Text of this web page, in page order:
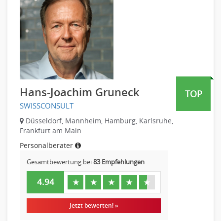
Banken, Finanzdienstleister und Versicherungen Finanzen
Firmenkundengeschäft
Investment-Banking
Kreditanalyse
Banken, Finanzdienstleister und Versicherungen Leitung,
Teamleitung
Mergers & Acquisitions
Privatkundengeschäft
Mathematik, Produkt, Statistik
Versicherung: Sachbearbeitung
Zahlungsverkehr
Ausbilder
Berufsschule
Erwachsenenbildung
Erzieher
Kindergarten, KiTa, Vorschule
TOP
Hans-Joachim Gruneck
SWISSCONSULT
Düsseldorf, Mannheim, Hamburg, Karlsruhe,
Frankfurt am Main
Personalberater
Gesamtbewertung bei83 Empfehlungen
4.94 ★ ★ ★ ★ ★
Jetzt bewerten! »